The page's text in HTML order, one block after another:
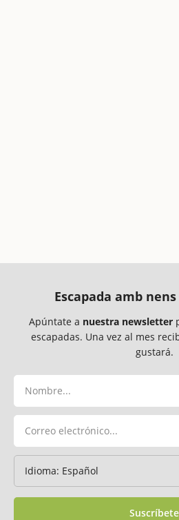
Escapada amb
Apúntate a nuestra newsletter
escapadas. Una vez al mes
gustará.
Suscríbete